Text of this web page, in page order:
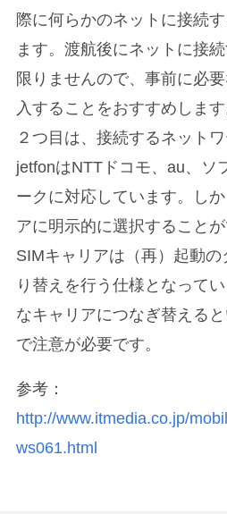
際に何らかのネットに接続
ます。渡航後にネットに接
限りませんので、事前に必
入することをおすすめします
２つ目は、接続するネット
jetfonはNTTドコモ、au、ソ
ークに対応しています。し
アに明示的に選択することが
SIMキャリアは（再）起動
り替えを行う仕様となって
なキャリアにつなぎ替える
で注意が必要です。
参考：
http://www.itmedia.co.jp/
ws061.html